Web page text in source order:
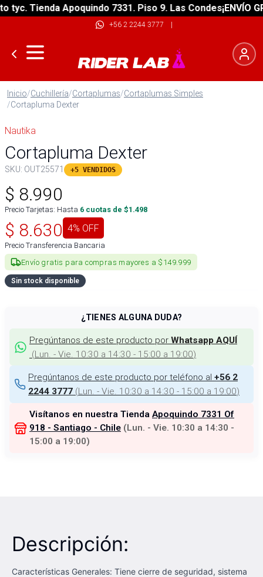
Tienda Apoquindo 7331. Piso 9. Las Condes¡ENVÍO
+56 2 2244 3777 |
Inicio/Cuchillería/Cortaplumas/Cortaplumas Simples
/Cortapluma Dexter
Nautika
Cortapluma Dexter
SKU: OUT25571 +5 VENDIDOS
$ 8.990
Precio Tarjetas: Hasta 6 cuotas de $1.498
$ 8.630 4% OFF
Precio Transferencia Bancaria
Envío gratis para compras mayores a $149.999
Sin stock disponible
¿TIENES ALGUNA DUDA?
Pregúntanos de este producto por Whatsapp AQUÍ
(Lun. - Vie. 10:30 a 14:30 - 15:00 a 19:00)
Pregúntanos de este producto por teléfono al +56 2
2244 3777 (Lun. - Vie. 10:30 a 14:30 - 15:00 a 19:00)
Visítanos en nuestra Tienda Apoquindo 7331 Of
918 - Santiago - Chile (Lun. - Vie. 10:30 a 14:30 -
15:00 a 19:00)
Descripción:
Características Generales: Tiene cierre de seguridad, sistema